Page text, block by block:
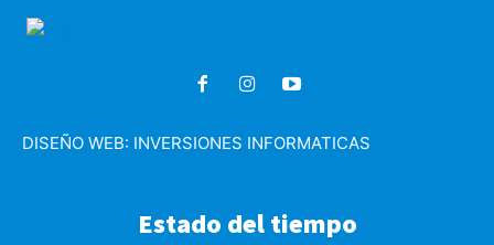
DISEÑO WEB: INVERSIONES INFORMATICAS
Estado del tiempo